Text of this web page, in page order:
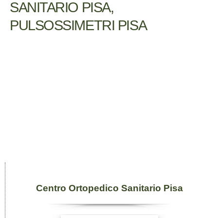
SANITARIO PISA,
PULSOSSIMETRI PISA
Centro Ortopedico Sanitario Pisa